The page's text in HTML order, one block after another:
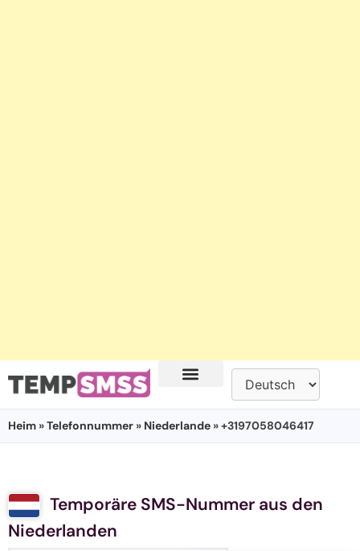
Heim »Telefonnummer » Niederlande » +3197058046417
Temporäre SMS-Nummer aus den
Niederlanden